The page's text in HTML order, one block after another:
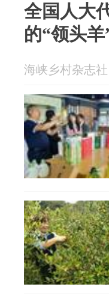
全国人大代表
的“领头羊
海峡乡村杂志